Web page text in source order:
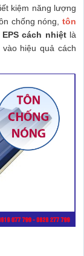
kiệm năng lượng
chống nóng, tôn
cách nhiệtlà
hiệu quả cách